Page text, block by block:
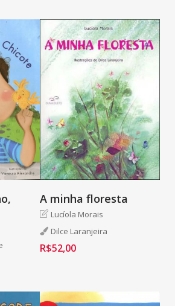
A minha floresta
Lucíola Morais
Dilce Laranjeira
R$52,00